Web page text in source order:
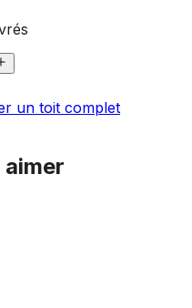
un toit complet